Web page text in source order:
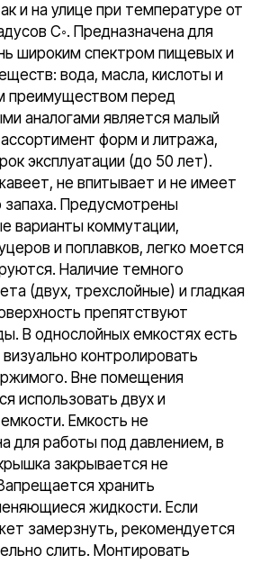
и на улице при температуре от
С◦. Предназначена для
широким спектром пищевых и
вода, масла, кислоты и
преимуществом перед
аналогами является малый
форм и литража,
эксплуатации (до 50 лет).
не впитывает и не имеет
запаха. Предусмотрены
варианты коммутации,
и поплавков, легко моется
Наличие темного
(двух, трехслойные) и гладкая
препятствуют
В однослойных емкостях есть
контролировать
Вне помещения
использовать двух и
Емкость не
для работы под давлением, в
закрывается не
хранить
жидкости. Если
замерзнуть, рекомендуется
слить. Монтировать